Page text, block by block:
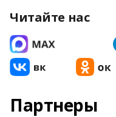
Читайте нас
Партнеры